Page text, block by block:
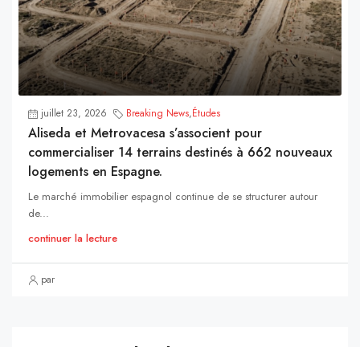
juillet 23, 2026 Breaking News,Études
Aliseda et Metrovacesa s’associent pour
commercialiser 14 terrains destinés à 662 nouveaux
logements en Espagne.
Le marché immobilier espagnol continue de se structurer autour
de...
continuer la lecture
par